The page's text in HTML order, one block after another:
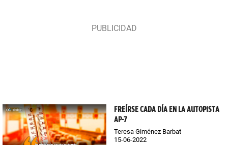
FREÍRSE CADA DÍA EN LA AUTOPISTA
AP-7
Teresa Giménez Barbat
15-06-2022